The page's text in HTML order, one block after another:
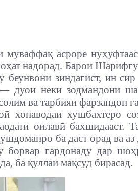
муваффақ асроре
надорад. Барои
беунвони зиндагист, ин сир
дуои неки зодмандони
ва тарбияи фарзандон
хонаводаи хушбахтеро
оилавӣ бахшидааст.
ба даст орад ва аз
борвар гардонаду дар
ба қуллаи мақсуд бирасад.